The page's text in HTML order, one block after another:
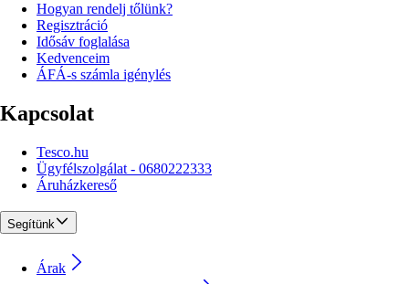
Hogyan rendelj tőlünk?
Regisztráció
Idősáv foglalása
Kedvenceim
ÁFÁ-s számla igénylés
Kapcsolat
Tesco.hu
Ügyfélszolgálat - 0680222333
Áruházkereső
Segítünk
Árak